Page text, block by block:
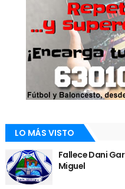
LO MÁS VISTO
Fallece Dani
Miguel